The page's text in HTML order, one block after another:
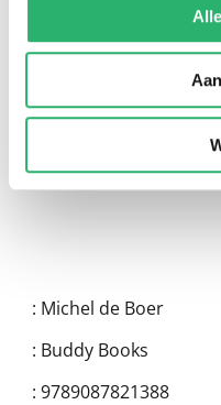
kunnen ontvangen en
: Michel de Boer
: Buddy Books
: 9789087821388